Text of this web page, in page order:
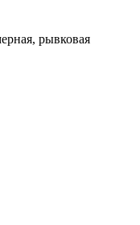
рывковая